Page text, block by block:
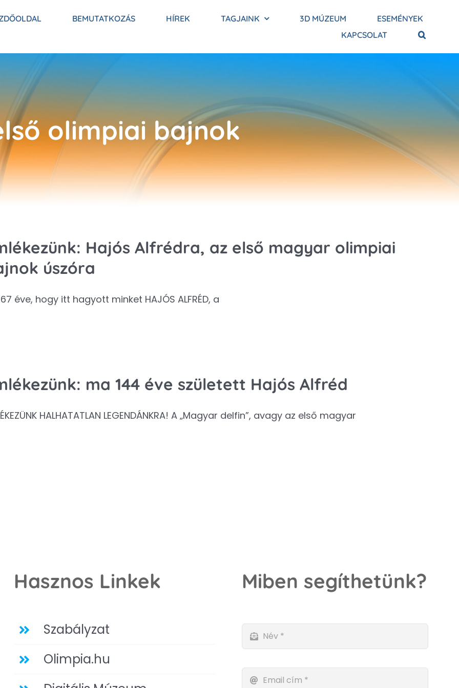
BEMUTATKOZÁS HÍREK TAGJAINK 3D MÚZEUM
ESEMÉNYEK
KAPCSOLAT
olimpiai bajnok
Hajós Alfrédra, az első magyar olimpiai
úszóra
éve, hogy itt hagyott minket HAJÓS ALFRÉD, a
ma 144 éve született Hajós Alfréd
HALHATATLAN LEGENDÁNKRA! A „Magyar delfin”, avagy az első magyar
Hasznos Linkek
Szabályzat
Olimpia.hu
Miben segíthetünk?